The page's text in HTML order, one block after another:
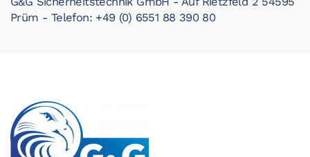
Prüm - Telefon: +49 (0) 6551 88 390 80